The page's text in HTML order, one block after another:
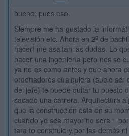
bueno, pues eso.
Siempre me ha gustado la
televisión etc. Ahora en 2º de
hacer! me asaltan las dudas. Lo
hacer una ingeniería pero nos se
ya no es como antes y que ahora
ordenadores cualquiera (suele ser
del jefe) te puede quitar tu puesto
sacado una carrera. Arquitectura
que la construcción esta en su
cuando yo sea mayor no sera =
tara to construio y por las demás ni